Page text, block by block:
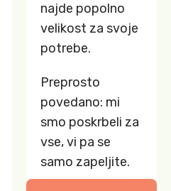
najde popolno
velikost za svoje
potrebe.
Preprosto
povedano: mi
smo poskrbeli za
vse, vi pa se
samo zapeljite.